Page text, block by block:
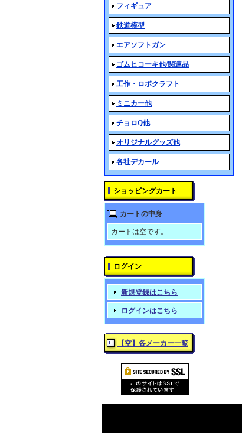
フィギュア
鉄道模型
エアソフトガン
ゴムヒコーキ他/関連品
工作・ロボクラフト
ミニカー他
チョロQ他
オリジナルグッズ他
各社デカール
ショッピングカート
カートの中身
カートは空です。
ログイン
新規登録はこちら
ログインはこちら
【空】各メーカー一覧